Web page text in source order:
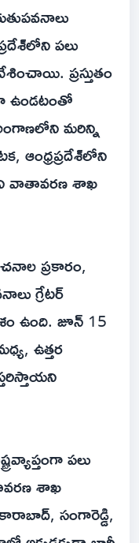
పలు
ప్రస్తుతం
ఉండటంతో
మరిన్ని
ఆంధ్రప్రదేశ్‌‌లోని
వాతావరణ శాఖ
ప్రకారం,
గ్రేటర్
ఉంది. జూన్ 15
ఉత్తర
పలు
శాఖ
సంగారెడ్డి,